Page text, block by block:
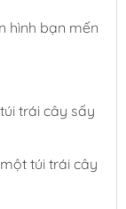
hình bạn mến
trái cây sấy
túi trái cây